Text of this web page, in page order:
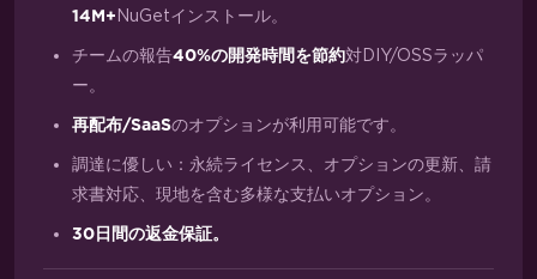
14M+ NuGetインストール。
チームの報告40%の開発時間を節約対DIY/OSSラッパ
ー。
再配布/SaaSのオプションが利用可能です。
調達に優しい：永続ライセンス、オプションの更新、請
求書対応、現地を含む多様な支払いオプション。
30日間の返金保証。